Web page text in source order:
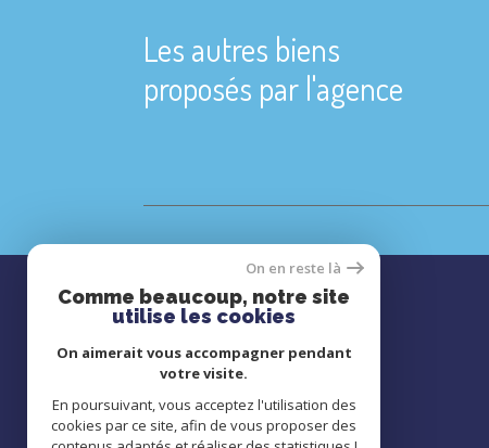
Les autres biens
proposés par l'agence
06 33 20 15 80
contact@baiedesomme-immo.net
51 QUAI BLAVET
On en reste là
Comme beaucoup, notre site
utilise les cookies
On aimerait vous accompagner pendant
votre visite.
En poursuivant, vous acceptez l'utilisation des
cookies par ce site, afin de vous proposer des